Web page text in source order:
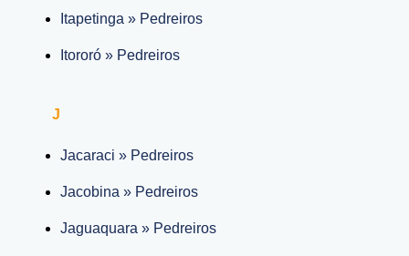
Itapetinga » Pedreiros
Itororó » Pedreiros
J
Jacaraci » Pedreiros
Jacobina » Pedreiros
Jaguaquara » Pedreiros